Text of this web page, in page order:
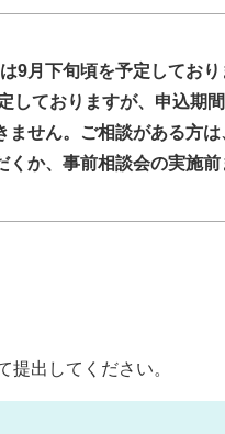
9月下旬頃を予定しており
しておりますが、申込期
せん。ご相談がある方
か、事前相談会の実施前
提出してください。